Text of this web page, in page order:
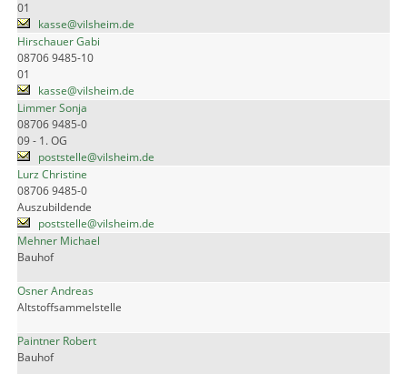
01
kasse@vilsheim.de
Hirschauer Gabi
08706 9485-10
01
kasse@vilsheim.de
Limmer Sonja
08706 9485-0
09 - 1. OG
poststelle@vilsheim.de
Lurz Christine
08706 9485-0
Auszubildende
poststelle@vilsheim.de
Mehner Michael
Bauhof
Osner Andreas
Altstoffsammelstelle
Paintner Robert
Bauhof